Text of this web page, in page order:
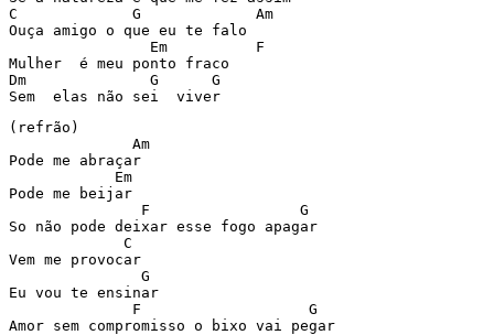
C             G             Am
Ouça amigo o que eu te falo
                Em          F
Mulher  é meu ponto fraco
Dm              G      G
Sem  elas não sei  viver
(refrão)
              Am
Pode me abraçar
            Em
Pode me beijar
               F                 G
So não pode deixar esse fogo apagar
             C
Vem me provocar
               G
Eu vou te ensinar
              F                   G
Amor sem compromisso o bixo vai pegar